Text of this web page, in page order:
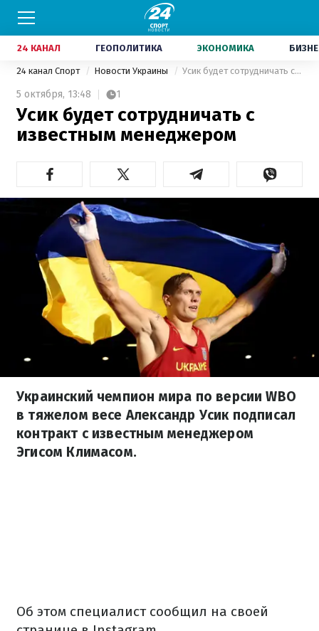
24 КАНАЛ ГЕОПОЛИТИКА ЭКОНОМИКА
24 канал Спорт Новости Украины Усик будет сотрудничать с известным менеджером
5 октября, 13:48 1
Усик будет сотрудничать с
известным менеджером
Украинский чемпион мира по версии WBO
в тяжелом весе Александр Усик подписал
контракт с известным менеджером
Эгисом Климасом.
Об этом специалист сообщил на своей